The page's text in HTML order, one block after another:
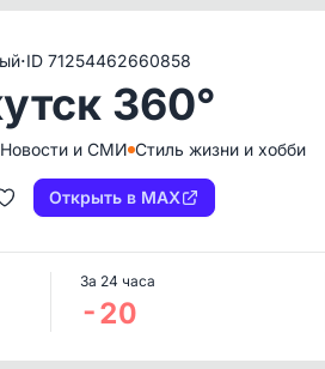
·ID 71254462660858
360°
Новости и СМИ Стиль жизни и хобби
Открыть в MAX
За 24 часа
-20